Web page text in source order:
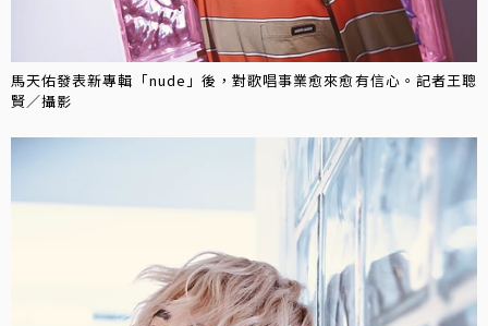
馬天佑發表新專輯「nude」後，對歌唱事業愈來愈有信心。記者王聰
賢／攝影